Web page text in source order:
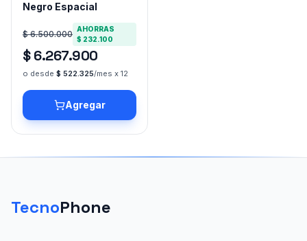
Negro Espacial
$ 6.500.000 AHORRAS
$ 232.100
$ 6.267.900
o desde $ 522.325/mes x 12
Agregar
TecnoPhone